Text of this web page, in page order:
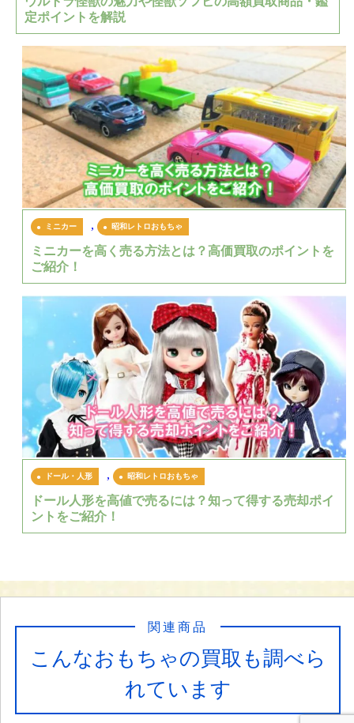
定ポイントを解説
ミニカー , 昭和レトロおもちゃ
ミニカーを高く売る方法とは？高価買取のポイントを
ご紹介！
ドール・人形 , 昭和レトロおもちゃ
ドール人形を高値で売るには？知って得する売却ポイ
ントをご紹介！
こんなおもちゃの買取も調べら
れています
関連商品